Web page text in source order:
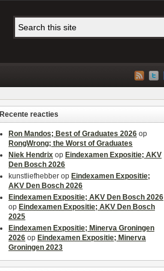
Recente reacties
Ron Mandos; Best of Graduates 2026 op
RongWrong; the Worst of Graduates
Niek Hendrix op Eindexamen Expositie; AKV
Den Bosch 2026
kunstliefhebber op Eindexamen Expositie;
AKV Den Bosch 2026
Eindexamen Expositie; AKV Den Bosch 2026
op Eindexamen Expositie; AKV Den Bosch
2025
Eindexamen Expositie; Minerva Groningen
2026 op Eindexamen Expositie; Minerva
Groningen 2023